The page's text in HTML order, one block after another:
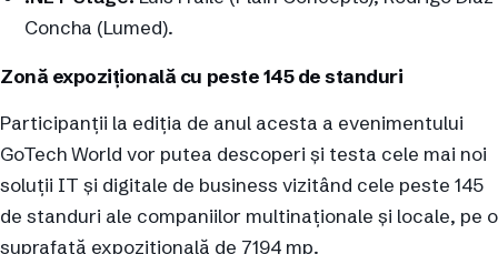
Concha (Lumed).
Zonă expozițională cu peste 145 de standuri
Participanții la ediția de anul acesta a evenimentului
GoTech World vor putea descoperi și testa cele mai noi
soluții IT și digitale de business vizitând cele peste 145
de standuri ale companiilor multinaționale și locale, pe o
suprafață expozițională de 7194 mp.